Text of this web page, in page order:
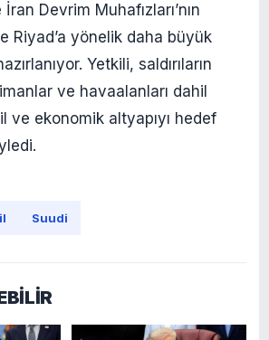
Devrim Muhafızları’nın
Riyad’a yönelik daha büyük
Yetkili, saldırıların
ve havaalanları dahil
ve ekonomik altyapıyı hedef
Suudi